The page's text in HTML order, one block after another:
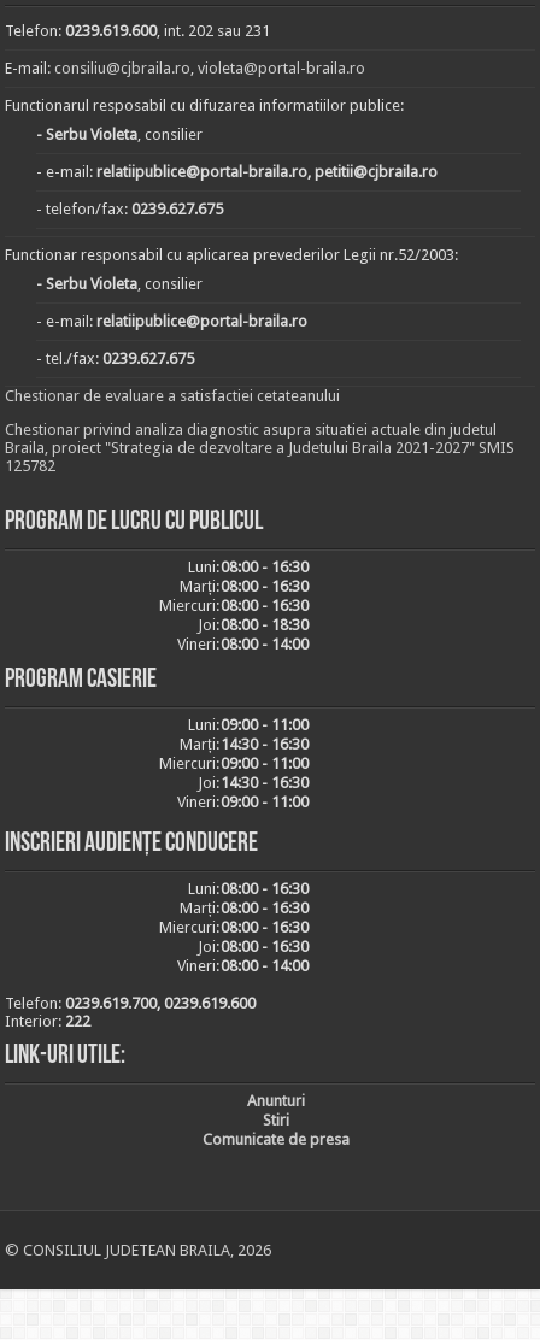
Telefon:0239.619.600, int. 202 sau 231
E-mail:consiliu@cjbraila.ro,violeta@portal-braila.ro
Functionarul resposabil cu difuzarea informatiilor publice:
- Serbu Violeta, consilier
- e-mail:relatiipublice@portal-braila.ro, petitii@cjbraila.ro
- telefon/fax:0239.627.675
Functionar responsabil cu aplicarea prevederilor Legii nr.52/2003:
- Serbu Violeta, consilier
- e-mail:relatiipublice@portal-braila.ro
- tel./fax:0239.627.675
Chestionar de evaluare a satisfactiei cetateanului
Chestionar privind analiza diagnostic asupra situatiei actuale din judetul
Braila, proiect "Strategia de dezvoltare a Judetului Braila 2021-2027" SMIS
125782
Program de lucru cu publicul
Luni:08:00 - 16:30
Marți:08:00 - 16:30
Miercuri:08:00 - 16:30
Joi:08:00 - 18:30
Vineri:08:00 - 14:00
Program casierie
Luni:09:00 - 11:00
Marți:14:30 - 16:30
Miercuri:09:00 - 11:00
Joi:14:30 - 16:30
Vineri:09:00 - 11:00
Inscrieri audiențe conducere
Luni:08:00 - 16:30
Marți:08:00 - 16:30
Miercuri:08:00 - 16:30
Joi:08:00 - 16:30
Vineri:08:00 - 14:00
Telefon:0239.619.700, 0239.619.600
Interior: 222
Link-uri utile:
Anunturi
Stiri
Comunicate de presa
© CONSILIUL JUDETEAN BRAILA, 2026